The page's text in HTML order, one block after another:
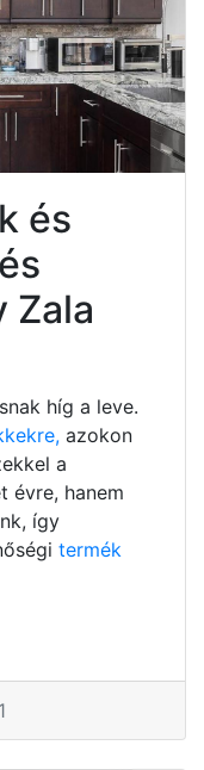
és
Zala
híg a leve.
azokon
a
évre, hanem
így
termék